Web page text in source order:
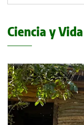
Ciencia y Vida